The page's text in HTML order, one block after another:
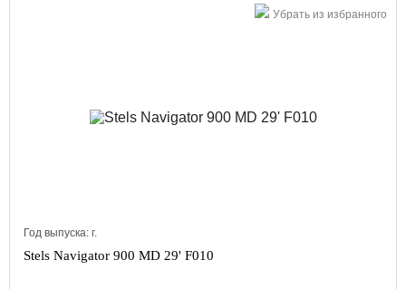
Убрать из избранного
Год выпуска: г.
Stels Navigator 900 MD 29' F010